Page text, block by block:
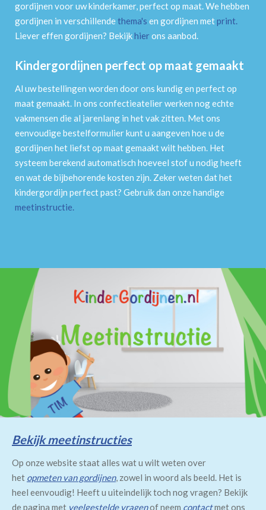
gordijnen voor uw kinderkamer, perfect op maat. We hebben
gordijnen in verschillendethema's en gordijnen metprint.
Liever effen gordijnen? Bekijkhierons aanbod.
Kindergordijnen perfect op maat gemaakt
Al uw bestellingen worden door ons kundig en perfect op
maat gemaakt. In ons confectieatelier werken nog echte
vakmensen die al jarenlang in het vak zitten. Met ons
eenvoudige bestelformulier kunt u aangeven hoe u de
gordijnen het liefst op maat gemaakt wilt hebben. Het
systeem berekend automatisch hoeveel stof u nodig heeft
en wat de bijbehorende kosten zijn. Zeker weten dat het
kindergordijn perfect past? Gebruik dan onze handige
meetinstructie.
Bekijk meetinstructies
Op onze website staat alles wat u wilt weten over
het opmeten van gordijnen, zowel in woord als beeld. Het is
heel eenvoudig! Heeft u uiteindelijk toch nog vragen? Bekijk
de pagina met veelgestelde vragenof neem contactmet ons